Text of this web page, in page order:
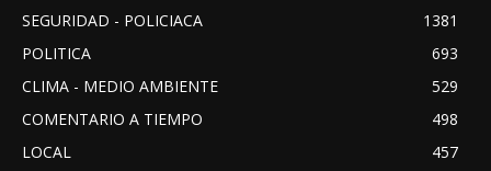
SEGURIDAD - POLICIACA
1381
POLITICA
693
CLIMA - MEDIO AMBIENTE
529
COMENTARIO A TIEMPO
498
LOCAL
457